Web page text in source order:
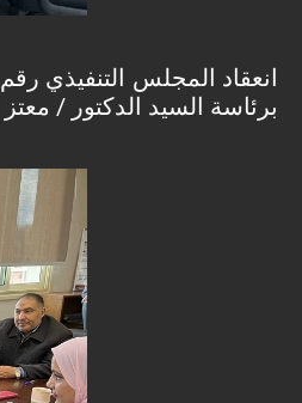
انعقاد المجلس التنفيذي رقم (٦) لسنة ٢٠٢٣ لوحدة ضمان الجودة يوم الاثنين الموافق ٢٦/
برئاسة السيد الدكتور /